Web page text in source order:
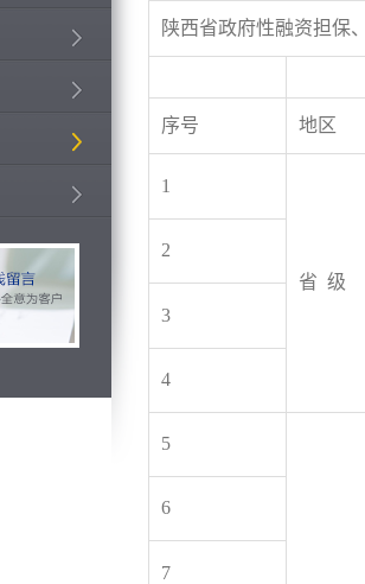
陕西省政府性融资担保
序号 地区
1
省 级
2
3
4
5
6
7